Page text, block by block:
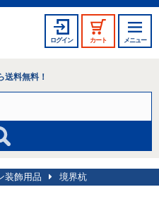
ログイン カート メニュー
送料無料！
装飾用品 境界杭